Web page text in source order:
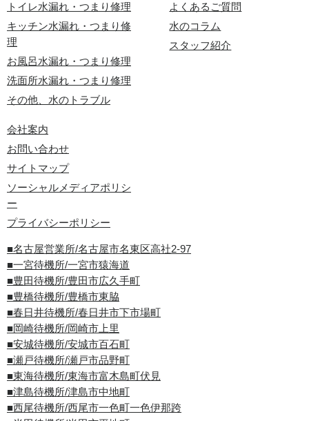
トイレ水漏れ・つまり修理
キッチン水漏れ・つまり修
理
お風呂水漏れ・つまり修理
洗面所水漏れ・つまり修理
その他、水のトラブル
よくあるご質問
水のコラム
スタッフ紹介
会社案内
お問い合わせ
サイトマップ
ソーシャルメディアポリシ
ー
プライバシーポリシー
■名古屋営業所/名古屋市名東区高社2-97
■一宮待機所/一宮市猿海道
■豊田待機所/豊田市広久手町
■豊橋待機所/豊橋市東脇
■春日井待機所/春日井市下市場町
■岡崎待機所/岡崎市上里
■安城待機所/安城市百石町
■瀬戸待機所/瀬戸市品野町
■東海待機所/東海市富木島町伏見
■津島待機所/津島市中地町
■西尾待機所/西尾市一色町一色伊那跨